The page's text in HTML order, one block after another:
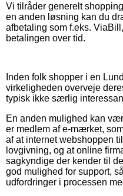
Vi tilråder generelt
en anden løsning kan du
afbetaling som f.eks.
betalingen over tid.
Inden folk shopper i en
virkeligheden overveje
typisk ikke særlig
En anden mulighed kan
er medlem af e-mærket,
af at internet webshoppen
lovgivning, og at online
sagkyndige der kender til
god mulighed for support,
udfordringer i processen